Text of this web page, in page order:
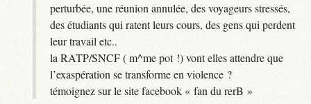
perturbée, une réunion annulée, des voyageurs stressés,
des étudiants qui ratent leurs cours, des gens qui perdent
leur travail etc..
la RATP/SNCF ( m^me pot !) vont elles attendre que
l’exaspération se transforme en violence ?
témoignez sur le site facebook « fan du rerB »